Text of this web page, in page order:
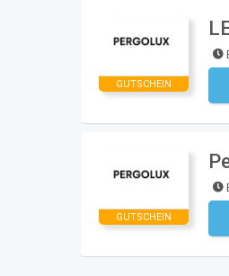
GUTSCHEIN
GUTSCHEIN